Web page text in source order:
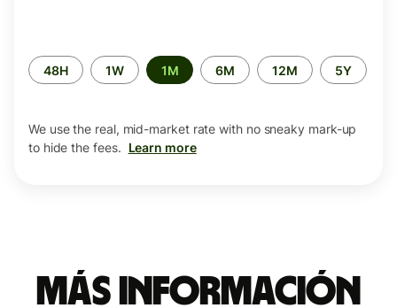
Time
period
48H 1W 1M 6M 12M 5Y
We use the real, mid-market rate with no sneaky mark-up
to hide the fees. Learn more
Más información